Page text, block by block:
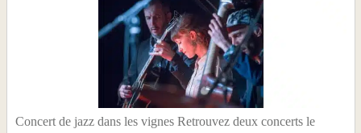
Concert de jazz dans les vignes Retrouvez deux concerts le